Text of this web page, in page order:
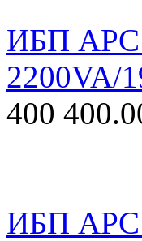
ИБП APC
2200VA/
400
ИБП APC